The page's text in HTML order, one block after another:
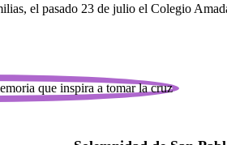
el pasado 23 de julio el Colegio